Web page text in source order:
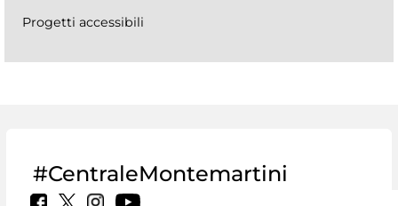
Progetti accessibili
#CentraleMontemartini